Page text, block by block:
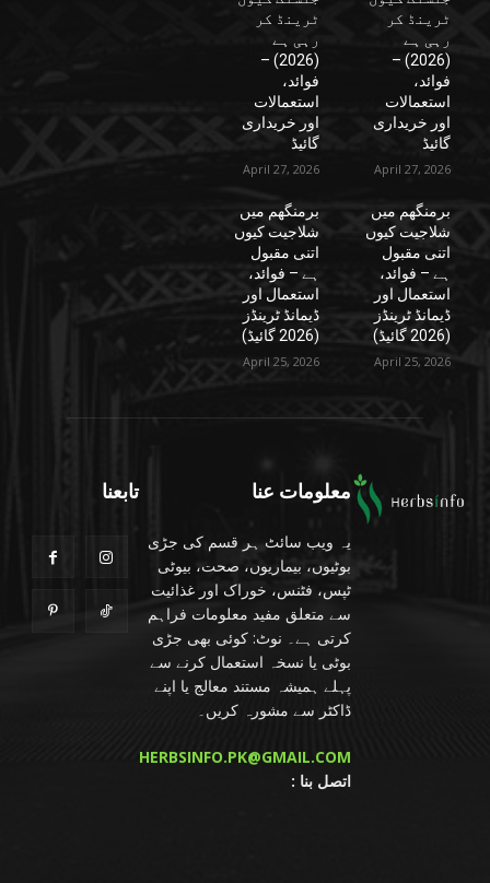
ٹرینڈ کر
رہی ہے
(2026) –
فوائد،
استعمالات
اور خریداری
گائیڈ
April 27, 2026
برمنگھم میں
شلاجیت کیوں
اتنی مقبول
ہے – فوائد،
استعمال اور
ڈیمانڈ ٹرینڈز
(2026 گائیڈ)
April 25, 2026
ٹرینڈ کر
رہی ہے
(2026) –
فوائد،
استعمالات
اور خریداری
گائیڈ
April 27, 2026
برمنگھم میں
شلاجیت کیوں
اتنی مقبول
ہے – فوائد،
استعمال اور
ڈیمانڈ ٹرینڈز
(2026 گائیڈ)
April 25, 2026
معلومات عنا
یہ ویب سائٹ ہر قسم کی جڑی
بوٹیوں، بیماریوں، صحت، بیوٹی
ٹپس، فٹنس، خوراک اور غذائیت
سے متعلق مفید معلومات فراہم
کرتی ہے۔ نوٹ: کوئی بھی جڑی
بوٹی یا نسخہ استعمال کرنے سے
پہلے ہمیشہ مستند معالج یا اپنے
ڈاکٹر سے مشورہ کریں۔
HERBSINFO.PK@GMAIL.COM
: اتصل بنا
تابعنا